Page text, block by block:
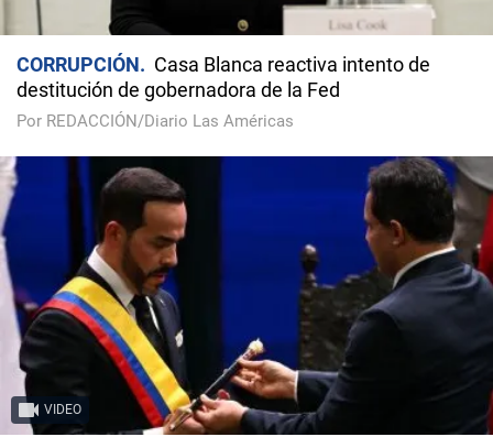
CORRUPCIÓN
Casa Blanca reactiva intento de
destitución de gobernadora de la Fed
Por REDACCIÓN/Diario Las Américas
VIDEO